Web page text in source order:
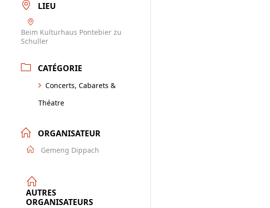
LIEU
Beim Kulturhaus Pontebier zu
Schuller
CATÉGORIE
Concerts, Cabarets &
Théatre
ORGANISATEUR
Gemeng Dippach
AUTRES
ORGANISATEURS